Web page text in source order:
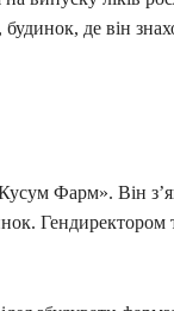
де він
Фарм». Він
Гендиректором